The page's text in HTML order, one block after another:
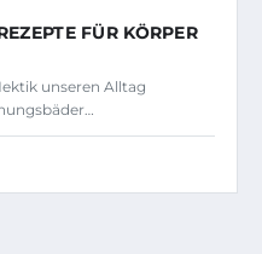
FÜR KÖRPER
unseren Alltag